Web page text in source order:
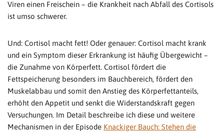
Viren einen Freischein – die Krankheit nach Abfall des Cortisols
ist umso schwerer.
Und: Cortisol macht fett! Oder genauer: Cortisol macht krank
und ein Symptom dieser Erkrankung ist häufig Übergewicht –
die Zunahme von Körperfett. Cortisol fördert die
Fettspeicherung besonders im Bauchbereich, fördert den
Muskelabbau und somit den Anstieg des Körperfettanteils,
erhöht den Appetit und senkt die Widerstandskraft gegen
Versuchungen. Im Detail beschreibe ich diese und weitere
Mechanismen in der Episode Knackiger Bauch: Stehen die